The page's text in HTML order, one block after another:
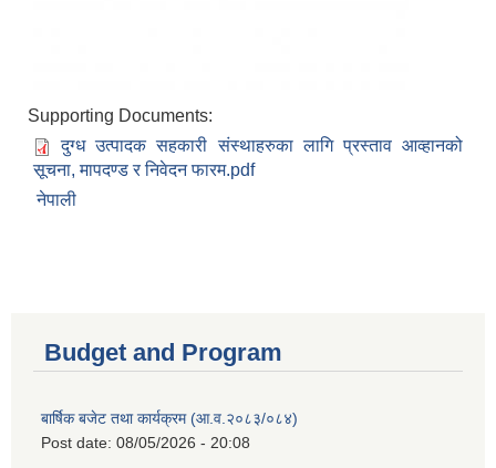
Supporting Documents:
दुग्ध उत्पादक सहकारी संस्थाहरुका लागि प्रस्ताव आव्हानको
सूचना, मापदण्ड र निवेदन फारम.pdf
नेपाली
Budget and Program
बार्षिक बजेट तथा कार्यक्रम (आ.व.२०८३/०८४)
Post date: 08/05/2026 - 20:08